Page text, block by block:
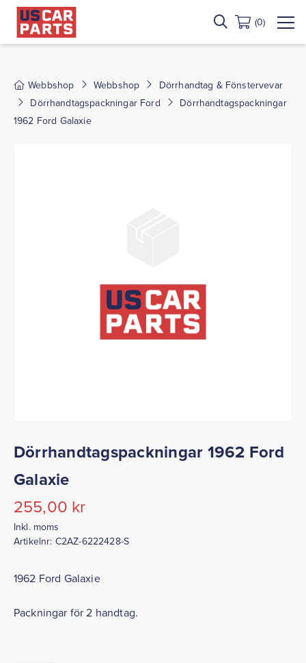
(0)
Webbshop Webbshop
Dörrhandtag & Fönstervevar
Dörrhandtagspackningar Ford
Dörrhandtagspackningar
1962 Ford Galaxie
Dörrhandtagspackningar 1962 Ford
Galaxie
255,00 kr
Inkl. moms
Artikelnr: C2AZ-6222428-S
1962 Ford Galaxie
Packningar för 2 handtag.